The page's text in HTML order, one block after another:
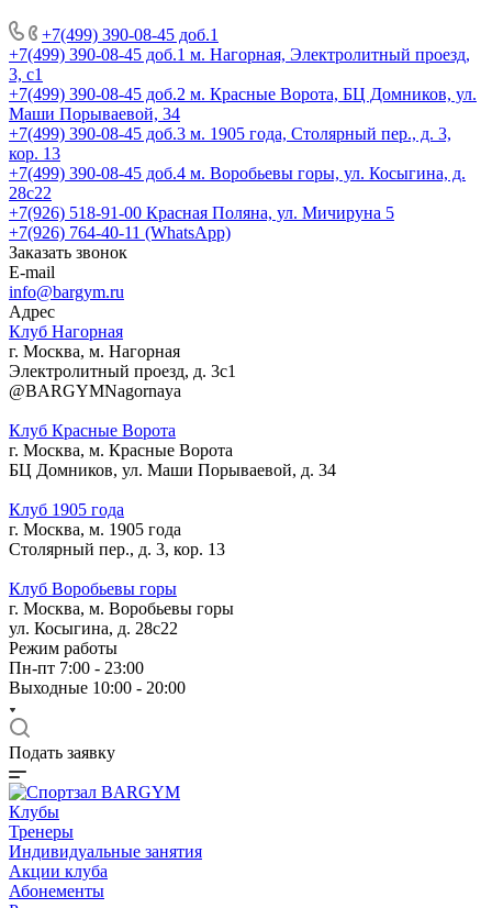
+7(499) 390-08-45 доб.1
+7(499) 390-08-45 доб.1 м. Нагорная, Электролитный проезд,
3, с1
+7(499) 390-08-45 доб.2 м. Красные Ворота, БЦ Домников, ул.
Маши Порываевой, 34
+7(499) 390-08-45 доб.3 м. 1905 года, Столярный пер., д. 3,
кор. 13
+7(499) 390-08-45 доб.4 м. Воробьевы горы, ул. Косыгина, д.
28с22
+7(926) 518-91-00 Красная Поляна, ул. Мичируна 5
+7(926) 764-40-11 (WhatsApp)
Заказать звонок
E-mail
info@bargym.ru
Адрес
Клуб Нагорная
г. Москва, м. Нагорная
Электролитный проезд, д. 3с1
@BARGYMNagornaya
Клуб Красные Ворота
г. Москва, м. Красные Ворота
БЦ Домников, ул. Маши Порываевой, д. 34
Клуб 1905 года
г. Москва, м. 1905 года
Столярный пер., д. 3, кор. 13
Клуб Воробьевы горы
г. Москва, м. Воробьевы горы
ул. Косыгина, д. 28с22
Режим работы
Пн-пт 7:00 - 23:00
Выходные 10:00 - 20:00
Подать заявку
Клубы
Тренеры
Индивидуальные занятия
Акции клуба
Абонементы